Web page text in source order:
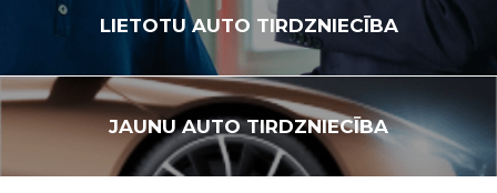
LIETOTUAUTO TIRDZNIECĪBA
JAUNUAUTO TIRDZNIECĪBA